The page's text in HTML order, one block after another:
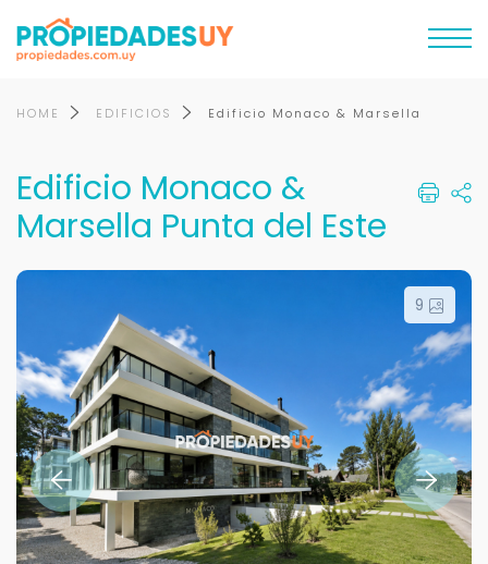
HOME EDIFICIOS Edificio Monaco & Marsella
Edificio Monaco &
Marsella Punta del Este
9